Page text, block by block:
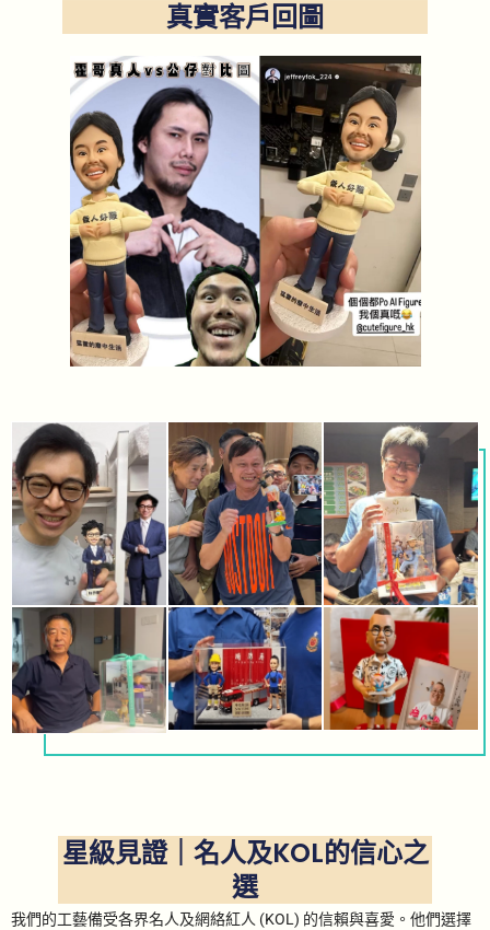
真實客戶回圖
星級見證｜名人及KOL的信心之
選
我們的工藝備受各界名人及網絡紅人 (KOL) 的信賴與喜愛。他們選擇